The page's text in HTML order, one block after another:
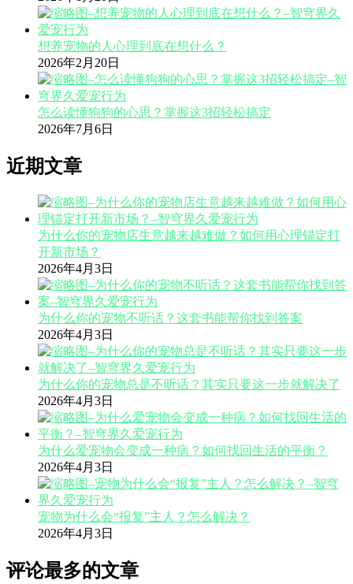
想养宠物的人心理到底在想什么？
2026年2月20日
怎么读懂狗狗的心思？掌握这3招轻松搞定
2026年7月6日
近期文章
为什么你的宠物店生意越来越难做？如何用心理锚定打
开新市场？
2026年4月3日
为什么你的宠物不听话？这套书能帮你找到答案
2026年4月3日
为什么你的宠物总是不听话？其实只要这一步就解决了
2026年4月3日
为什么爱宠物会变成一种病？如何找回生活的平衡？
2026年4月3日
宠物为什么会“报复”主人？怎么解决？
2026年4月3日
评论最多的文章